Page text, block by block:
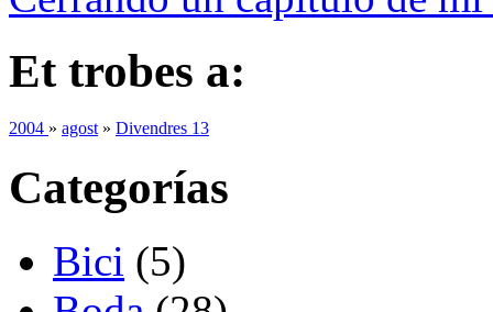
Et trobes a:
2004 » agost » Divendres 13
Categorías
Bici (5)